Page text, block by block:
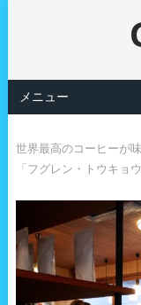
メニュー
世界最高のコーヒーが
「フグレン・トウキョウ